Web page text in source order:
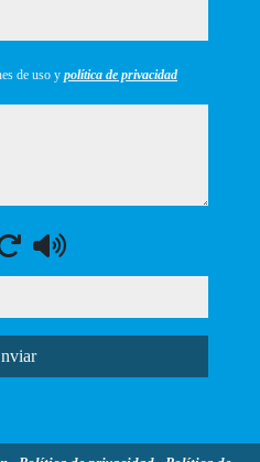
de uso y política de privacidad